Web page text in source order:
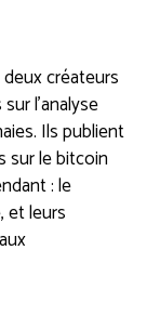
créateurs
l’analyse
Ils publient
sur le bitcoin
: le
et leurs